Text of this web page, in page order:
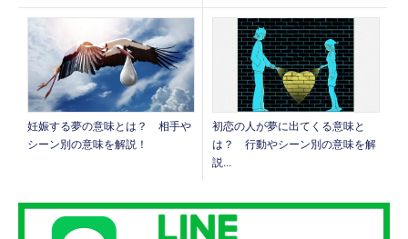
妊娠する夢の意味とは？ 相手や
シーン別の意味を解説！
初恋の人が夢に出てくる意味と
は？ 行動やシーン別の意味を解
説...